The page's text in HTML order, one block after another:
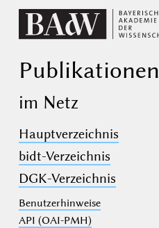
Publikationen
im Netz
Hauptverzeichnis
bidt-Verzeichnis
DGK-Verzeichnis
Benutzerhinweise
API (OAI-PMH)